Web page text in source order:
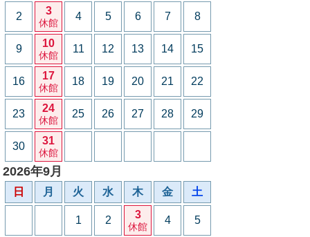
2 3
休館
4 5 6 7 8
9 10
休館
11 12 13 14 15
16 17
休館
18 19 20 21 22
23 24
休館
25 26 27 28 29
30 31
休館
2026年9月
日 月 火 水 木 金 土
1 2 3
休館
4 5